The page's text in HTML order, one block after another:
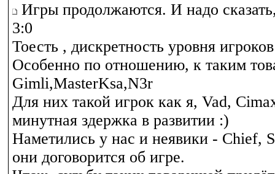
Игры продолжаются. И надо
3:0
Тоесть , дискретность уровня
Особенно по отношению, к таким
Gimli,MasterKsa,N3r
Для них такой игрок как я, Vad,
минутная здержка в развитии :)
Наметились у нас и неявики - Chief,
они договорится об игре.